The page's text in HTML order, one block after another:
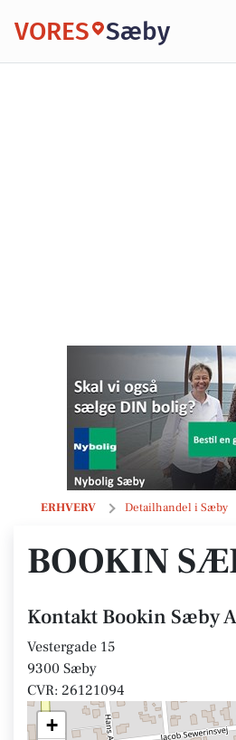
VORES Sæby
ERHVERV Detailhandel i Sæby
Bookin Sæby ApS
BOOKIN
Kontakt Bookin Sæby
Vestergade 15
9300 Sæby
CVR: 26121094
+